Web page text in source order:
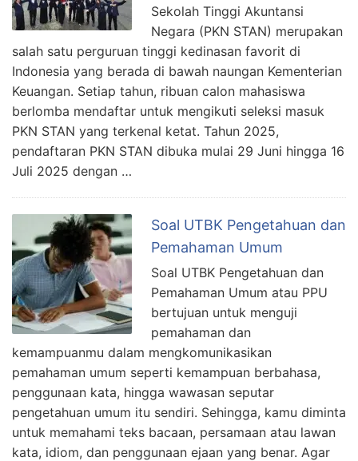
Sekolah Tinggi Akuntansi
Negara (PKN STAN) merupakan
salah satu perguruan tinggi kedinasan favorit di
Indonesia yang berada di bawah naungan Kementerian
Keuangan. Setiap tahun, ribuan calon mahasiswa
berlomba mendaftar untuk mengikuti seleksi masuk
PKN STAN yang terkenal ketat. Tahun 2025,
pendaftaran PKN STAN dibuka mulai 29 Juni hingga 16
Juli 2025 dengan …
Soal UTBK Pengetahuan dan
Pemahaman Umum
Soal UTBK Pengetahuan dan
Pemahaman Umum atau PPU
bertujuan untuk menguji
pemahaman dan
kemampuanmu dalam mengkomunikasikan
pemahaman umum seperti kemampuan berbahasa,
penggunaan kata, hingga wawasan seputar
pengetahuan umum itu sendiri. Sehingga, kamu diminta
untuk memahami teks bacaan, persamaan atau lawan
kata, idiom, dan penggunaan ejaan yang benar. Agar